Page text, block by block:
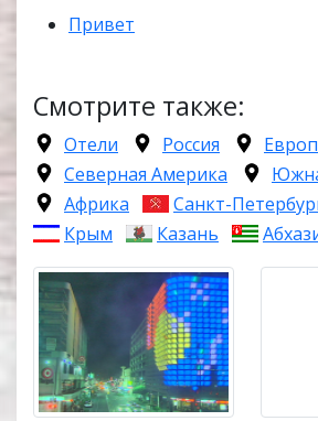
Привет
Смотрите также:
Отели Россия
Северная Америка
Африка
Санкт-
Крым
Казань